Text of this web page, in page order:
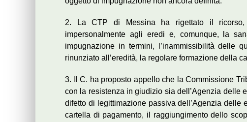
2. La CTP di Messina ha rigettato il ricorso,
impersonalmente agli eredi e, comunque, la
impugnazione in termini, l’inammissibilità delle
rinunziato all’eredità, la regolare formazione della
3. Il C. ha proposto appello che la Commissione
con la resistenza in giudizio sia dell’Agenzia delle
difetto di legittimazione passiva dell’Agenzia delle
cartella di pagamento, il raggiungimento dello